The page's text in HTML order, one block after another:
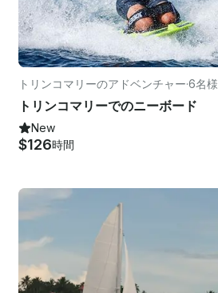
トリンコマリーのアドベンチャー·6名様
トリンコマリーでのニーボード
New
$126時間